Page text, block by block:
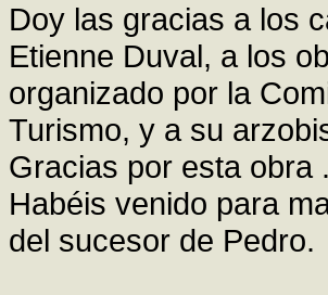
Doy las gracias a los
Etienne Duval, a los
organizado por la
Turismo, y a su
Gracias por esta obra
Habéis venido para
del sucesor de Pedro.